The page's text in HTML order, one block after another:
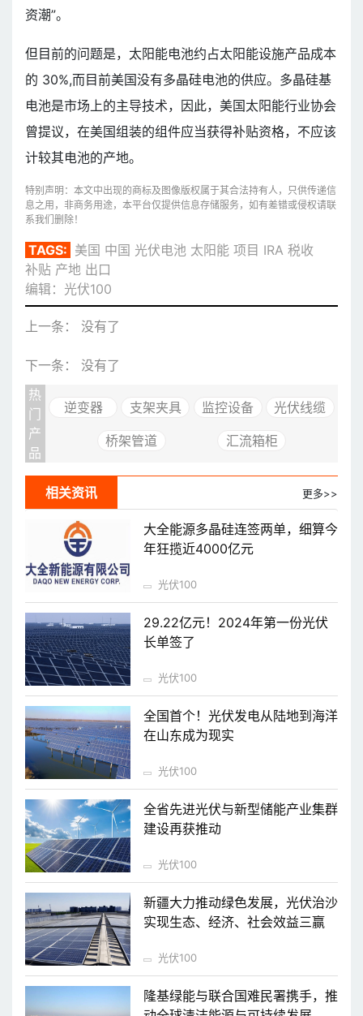
资潮”。
但目前的问题是，太阳能电池约占太阳能设施产品成本
的 30%,而目前美国没有多晶硅电池的供应。多晶硅基
电池是市场上的主导技术，因此，美国太阳能行业协会
曾提议，在美国组装的组件应当获得补贴资格，不应该
计较其电池的产地。
特别声明：本文中出现的商标及图像版权属于其合法持有人，只供传递信
息之用，非商务用途，本平台仅提供信息存储服务，如有差错或侵权请联
系我们删除！
TAGS: 美国 中国 光伏电池 太阳能 项目 IRA 税收
补贴 产地 出口
编辑：光伏100
上一条： 没有了
下一条： 没有了
热
门
产
品
逆变器 支架夹具 监控设备 光伏线缆
桥架管道 汇流箱柜
相关资讯 更多>>
大全能源多晶硅连签两单，细算今
年狂揽近4000亿元
光伏100
29.22亿元！2024年第一份光伏
长单签了
光伏100
全国首个！光伏发电从陆地到海洋
在山东成为现实
光伏100
全省先进光伏与新型储能产业集群
建设再获推动
光伏100
新疆大力推动绿色发展，光伏治沙
实现生态、经济、社会效益三赢
光伏100
隆基绿能与联合国难民署携手，推